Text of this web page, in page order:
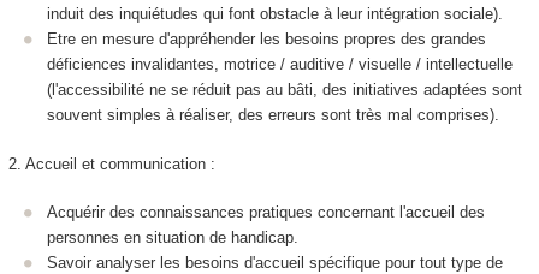
induit des inquiétudes qui font obstacle à leur intégration sociale).
Etre en mesure d'appréhender les besoins propres des grandes
déficiences invalidantes, motrice / auditive / visuelle / intellectuelle
(l'accessibilité ne se réduit pas au bâti, des initiatives adaptées sont
souvent simples à réaliser, des erreurs sont très mal comprises).
2. Accueil et communication :
Acquérir des connaissances pratiques concernant l'accueil des
personnes en situation de handicap.
Savoir analyser les besoins d'accueil spécifique pour tout type de